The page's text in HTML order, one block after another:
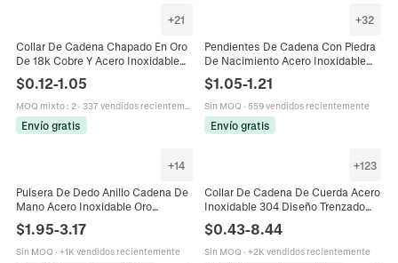
+21
Collar De Cadena Chapado En Oro
De 18k Cobre Y Acero Inoxidable
Figaro Serpiente Para Fabricación
De Joyas Hombres Mujeres
$0.12-1.05
MOQ mixto: 2· 337 vendidos recientemente
Envío gratis
+32
Pendientes De Cadena Con Piedra
De Nacimiento Acero Inoxidable
Minimalista Diamantes Imitación
Borla Joyería Mujer
$1.05-1.21
Sin MOQ · 559 vendidos recientemente
Envío gratis
+14
Pulsera De Dedo Anillo Cadena De
Mano Acero Inoxidable Oro
Chapado Circonia Boho Corazón
Geométrico Joyas Para Mujer
$1.95-3.17
Sin MOQ · +1K vendidos recientemente
+123
Collar De Cadena De Cuerda Acero
Inoxidable 304 Diseño Trenzado
Joyería Hip Hop Minimalista Para
Hombre Mujer
$0.43-8.44
Sin MOQ · +2K vendidos recientemente